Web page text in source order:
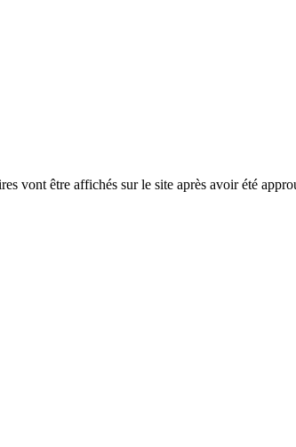
vont être affichés sur le site après avoir été